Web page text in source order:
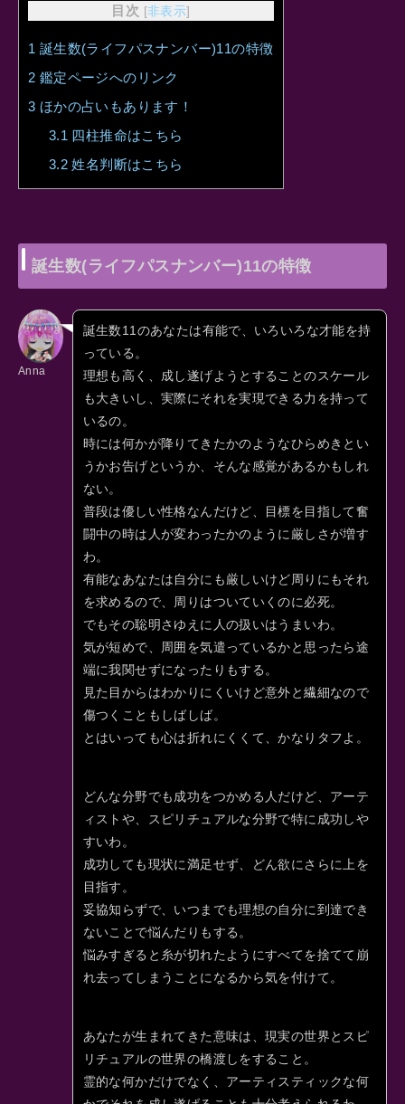
目次 [非表示]
1 誕生数(ライフパスナンバー)11の特徴
2 鑑定ページへのリンク
3 ほかの占いもあります！
3.1 四柱推命はこちら
3.2 姓名判断はこちら
誕生数(ライフパスナンバー)11の特徴
Anna
誕生数11のあなたは有能で、いろいろな才能を持
っている。
理想も高く、成し遂げようとすることのスケール
も大きいし、実際にそれを実現できる力を持って
いるの。
時には何かが降りてきたかのようなひらめきとい
うかお告げというか、そんな感覚があるかもしれ
ない。
普段は優しい性格なんだけど、目標を目指して奮
闘中の時は人が変わったかのように厳しさが増す
わ。
有能なあなたは自分にも厳しいけど周りにもそれ
を求めるので、周りはついていくのに必死。
でもその聡明さゆえに人の扱いはうまいわ。
気が短めで、周囲を気遣っているかと思ったら途
端に我関せずになったりもする。
見た目からはわかりにくいけど意外と繊細なので
傷つくこともしばしば。
とはいっても心は折れにくくて、かなりタフよ。
どんな分野でも成功をつかめる人だけど、アーテ
ィストや、スピリチュアルな分野で特に成功しや
すいわ。
成功しても現状に満足せず、どん欲にさらに上を
目指す。
妥協知らずで、いつまでも理想の自分に到達でき
ないことで悩んだりもする。
悩みすぎると糸が切れたようにすべてを捨てて崩
れ去ってしまうことになるから気を付けて。
あなたが生まれてきた意味は、現実の世界とスピ
リチュアルの世界の橋渡しをすること。
霊的な何かだけでなく、アーティスティックな何